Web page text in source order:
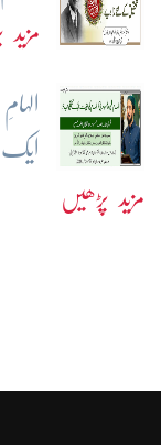
مزید
ایک
مزید پڑھیں